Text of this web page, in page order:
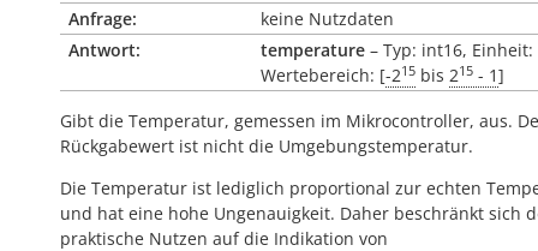
Anfrage:
keine Nutzdaten
Antwort:
temperature – Typ: int16,
Wertebereich: [-215 bis 215 - 1]
Gibt die Temperatur, gemessen im Mikrocontroller, aus.
Rückgabewert ist nicht die Umgebungstemperatur.
Die Temperatur ist lediglich proportional zur echten
und hat eine hohe Ungenauigkeit. Daher beschränkt sich
praktische Nutzen auf die Indikation von